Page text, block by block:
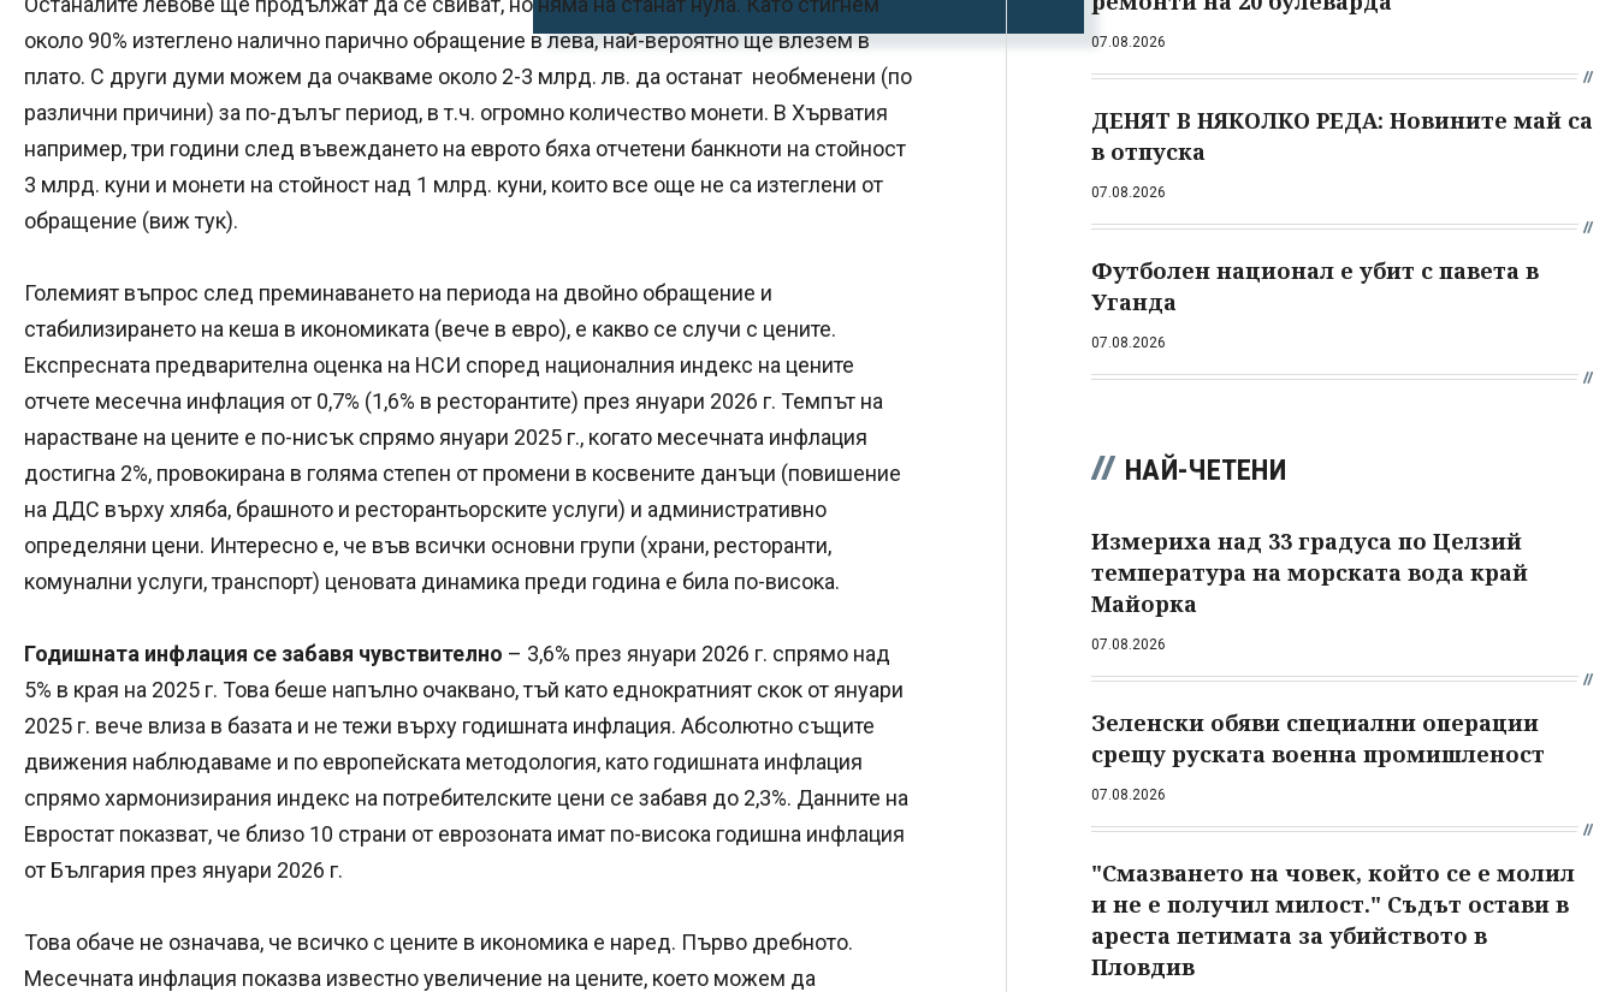
около 90% изтеглено налично парично обращение в лева, най-вероятно ще влезем в
плато. С други думи можем да очакваме около 2-3 млрд. лв. да останат необменени (по
различни причини) за по-дълъг период, в т.ч. огромно количество монети. В Хърватия
например, три години след въвеждането на еврото бяха отчетени банкноти на стойност
3 млрд. куни и монети на стойност над 1 млрд. куни, които все още не са изтеглени от
обращение (виж тук).
Големият въпрос след преминаването на периода на двойно обращение и
стабилизирането на кеша в икономиката (вече в евро), е какво се случи с цените.
Експресната предварителна оценка на НСИ според националния индекс на цените
отчете месечна инфлация от 0,7% (1,6% в ресторантите) през януари 2026 г. Темпът на
нарастване на цените е по-нисък спрямо януари 2025 г., когато месечната инфлация
достигна 2%, провокирана в голяма степен от промени в косвените данъци (повишение
на ДДС върху хляба, брашното и ресторантьорските услуги) и административно
определяни цени. Интересно е, че във всички основни групи (храни, ресторанти,
комунални услуги, транспорт) ценовата динамика преди година е била по-висока.
Годишната инфлация се забавя чувствително – 3,6% през януари 2026 г. спрямо над
5% в края на 2025 г. Това беше напълно очаквано, тъй като еднократният скок от януари
2025 г. вече влиза в базата и не тежи върху годишната инфлация. Абсолютно същите
движения наблюдаваме и по европейската методология, като годишната инфлация
спрямо хармонизирания индекс на потребителските цени се забавя до 2,3%. Данните на
Евростат показват, че близо 10 страни от еврозоната имат по-висока годишна инфлация
от България през януари 2026 г.
Това обаче не означава, че всичко с цените в икономика е наред. Първо дребното.
Месечната инфлация показва известно увеличение на цените, което можем да
07.08.2026
ДЕНЯТ В НЯКОЛКО РЕДА: Новините май са
в отпуска
07.08.2026
Футболен национал е убит с павета в
Уганда
07.08.2026
НАЙ-ЧЕТЕНИ
Измериха над 33 градуса по Целзий
температура на морската вода край
Майорка
07.08.2026
Зеленски обяви специални операции
срещу руската военна промишленост
07.08.2026
"Смазването на човек, който се е молил
и не е получил милост." Съдът остави в
ареста петимата за убийството в
Пловдив